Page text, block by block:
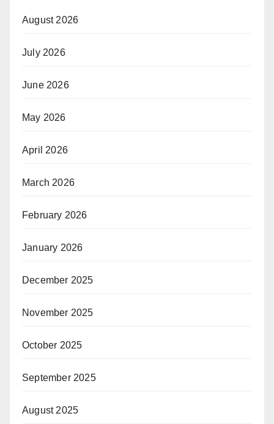
August 2026
July 2026
June 2026
May 2026
April 2026
March 2026
February 2026
January 2026
December 2025
November 2025
October 2025
September 2025
August 2025